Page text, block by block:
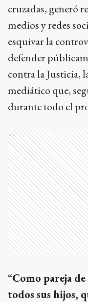
cruzadas, generó
medios y redes
esquivar la
defender
contra la Justicia,
mediático que,
durante todo el
Ads
“Como pareja
todos sus hijos,